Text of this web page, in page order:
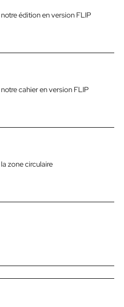
édition en version FLIP
cahier en version FLIP
zone circulaire